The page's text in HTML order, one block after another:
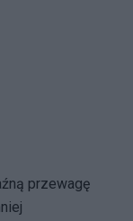
przewagę